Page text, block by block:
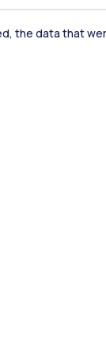
the data that